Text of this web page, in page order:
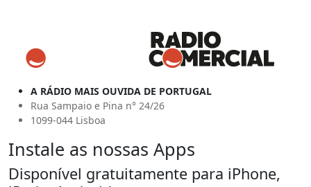
A RÁDIO MAIS OUVIDA DE PORTUGAL
Rua Sampaio e Pina n° 24/26
1099-044 Lisboa
Instale as nossas Apps
Disponível gratuitamente para iPhone,